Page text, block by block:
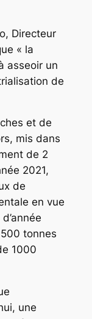
Directeur
« la
asseoir un
de
et de
mis dans
de 2
2021,
de
en vue
tonnes
1000
une